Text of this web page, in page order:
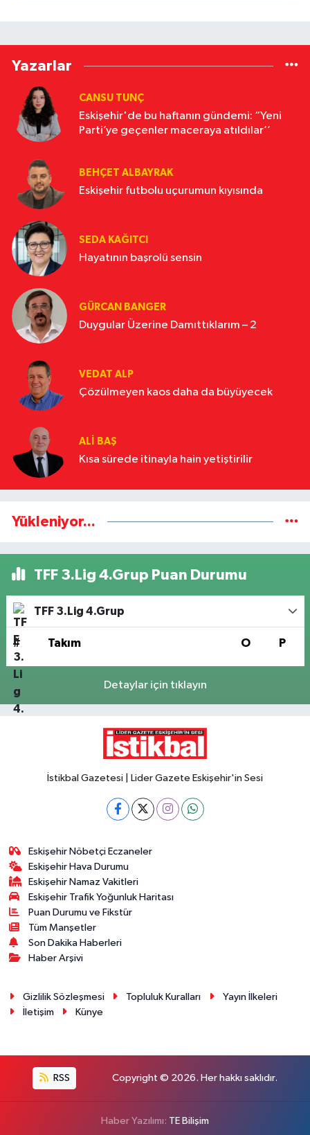
Yazarlar
CANSU TUNÇ
Eskişehir'de bu haftanın gündemi: “Yeni
Parti’ye geçenler maceraya atıldılar’’
BEHÇET ALBAYRAK
Eskişehir futbolu uçurumun kıyısında
SEDA KAĞITCI
Hayatının başrolü sensin
GÜRCAN BANGER
Duygular Üzerine Damıttıklarım – 2
VEDAT ALP
Çözülmeyen kaos daha da büyüyecek
ALI BAŞ
Kısa sürede itinayla hain yetiştirilir
Yükleniyor...
TFF 3.Lig 4.Grup Puan Durumu
TFF 3.Lig 4.Grup
# Takım O P
Detaylar için tıklayın
İstikbal Gazetesi | Lider Gazete Eskişehir'in Sesi
Eskişehir Nöbetçi Eczaneler
Eskişehir Hava Durumu
Eskişehir Namaz Vakitleri
Eskişehir Trafik Yoğunluk Haritası
Puan Durumu ve Fikstür
Tüm Manşetler
Son Dakika Haberleri
Haber Arşivi
Gizlilik Sözleşmesi Topluluk Kuralları
Yayın İlkeleri
İletişim
Künye
RSS Copyright © 2026. Her hakkı saklıdır.
Haber Yazılımı: TE Bilişim